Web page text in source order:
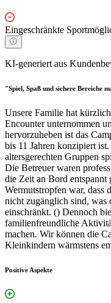
Eingeschränkte
KI-generiert aus
"Spiel, Spaß und sichere Bereiche
Unsere Familie hat
Encounter unternommen
hervorzuheben ist das
bis 11 Jahren konzipiert
altersgerechten Gruppen
Die Betreuer waren
die Zeit an Bord
Wermutstropfen war,
nicht zugänglich sind, was
einschränkt. () Dennoch
familienfreundliche
machen. Wir können die
Kleinkindern wärmstens
Positive Aspekte